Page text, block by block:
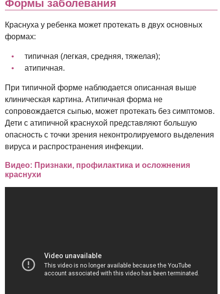
Формы заболевания
Краснуха у ребенка может протекать в двух основных
формах:
типичная (легкая, средняя, тяжелая);
атипичная.
При типичной форме наблюдается описанная выше
клиническая картина. Атипичная форма не
сопровождается сыпью, может протекать без симптомов.
Дети с атипичной краснухой представляют большую
опасность с точки зрения неконтролируемого выделения
вируса и распространения инфекции.
Видео: Признаки, профилактика и осложнения
краснухи